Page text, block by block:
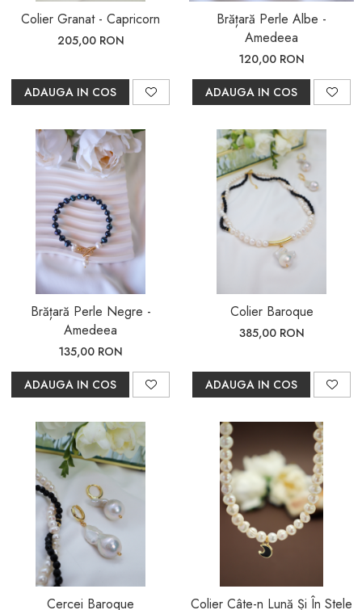
Colier Granat - Capricorn
205,00 RON
ADAUGA IN COS
Brățară Perle Albe -
Amedeea
120,00 RON
ADAUGA IN COS
Brățară Perle Negre -
Amedeea
135,00 RON
ADAUGA IN COS
Colier Baroque
385,00 RON
ADAUGA IN COS
Cercei Baroque Colier Câte-n Lună Și În Stele